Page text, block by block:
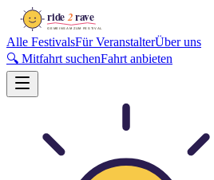
Alle FestivalsFür VeranstalterÜber uns
🔍 Mitfahrt suchenFahrt anbieten